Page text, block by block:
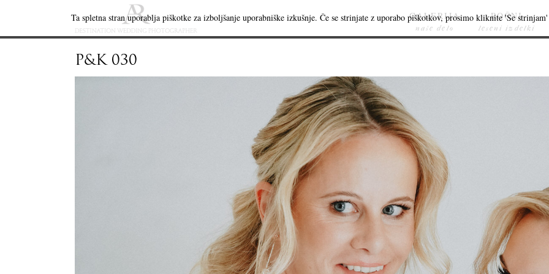
GALERIJA
naše delo
ROČNI
leseni izdelki
P&K 030
Ta spletna stran uporablja piškotke za izboljšanje uporabniške izkušnje. Če se strinjate z uporabo piškotkov, prosimo kliknite 'Se